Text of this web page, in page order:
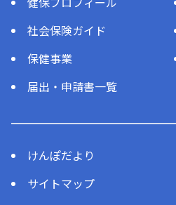
社会保険ガイド
保健事業
届出・申請書一覧
けんぽだより
サイトマップ